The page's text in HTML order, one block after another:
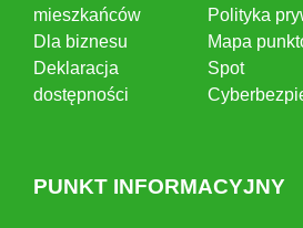
mieszkańców
Dla biznesu
Deklaracja
dostępności
Polityka
Mapa
Spot
PUNKT INFORMACYJNY